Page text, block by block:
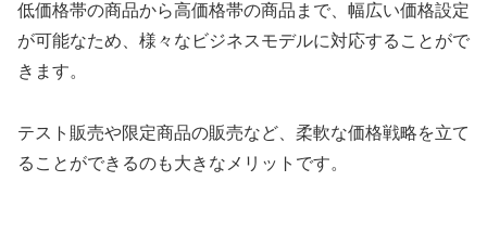
低価格帯の商品から高価格帯の商品まで、幅広い価格設定
が可能なため、様々なビジネスモデルに対応することがで
きます。
テスト販売や限定商品の販売など、柔軟な価格戦略を立て
ることができるのも大きなメリットです。